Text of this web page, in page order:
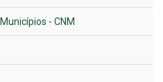
- CNM